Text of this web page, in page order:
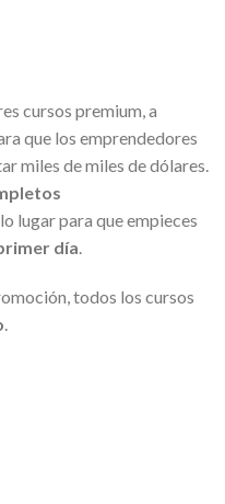
cursos premium, a
que los emprendedores
miles de miles de dólares.
lugar para que empieces
día
todos los cursos
.